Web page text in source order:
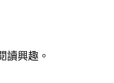
讀興趣。